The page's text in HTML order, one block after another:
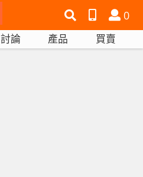
搜
尋
產
品
比
會
員
0
討論 產品 買賣